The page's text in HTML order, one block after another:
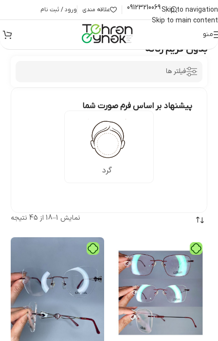
Skip to navigation
Skip to main content
09123210069 علاقه مندی ورود / ثبت نام
منو
بدون فریم زنانه
بدون فریم زنانه
فیلتر ها
پیشنهاد بر اساس فرم صورت شما
گرد
نمایش 1–18 از 45 نتیجه